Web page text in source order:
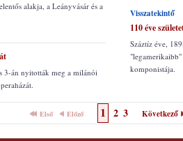
alakja, a Leányvásár és a
3-án nyitották meg a milánói
Visszatekintő
110 éve
Száztíz éve,
"legamerikaibb"
komponistája.
Első Előző 1 2 3 Következő